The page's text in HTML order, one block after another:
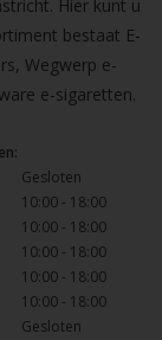
Hier kunt u
bestaat E-
Wegwerp e-
e-sigaretten.
Gesloten
10:00 - 18:00
10:00 - 18:00
10:00 - 18:00
10:00 - 18:00
10:00 - 18:00
Gesloten